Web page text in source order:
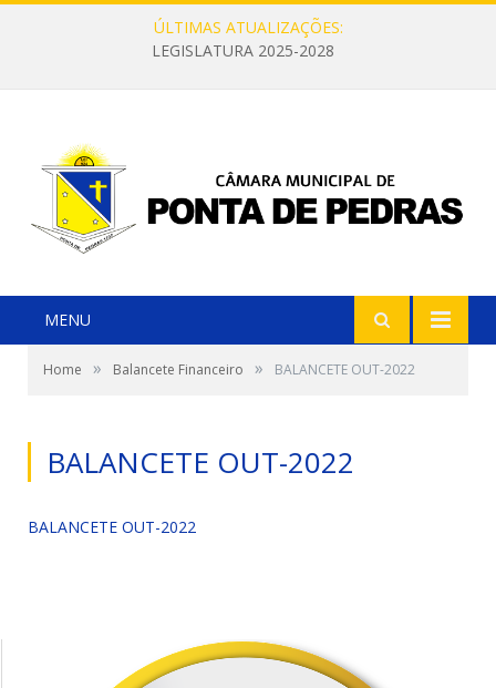
ÚLTIMAS ATUALIZAÇÕES:
LEGISLATURA 2025-2028
MENU
Home » Balancete Financeiro » BALANCETE OUT-2022
BALANCETE OUT-2022
BALANCETE OUT-2022